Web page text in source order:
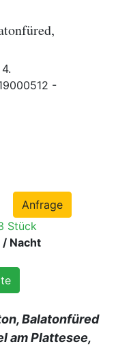
-
Anfrage
Stück
/ Nacht
Balatonfüred
am Plattesee,